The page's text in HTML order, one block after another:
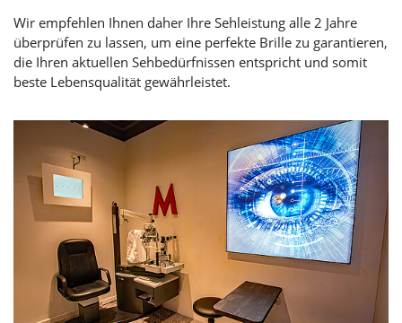
Wir empfehlen Ihnen daher Ihre Sehleistung alle 2 Jahre
überprüfen zu lassen, um eine perfekte Brille zu garantieren,
die Ihren aktuellen Sehbedürfnissen entspricht und somit
beste Lebensqualität gewährleistet.